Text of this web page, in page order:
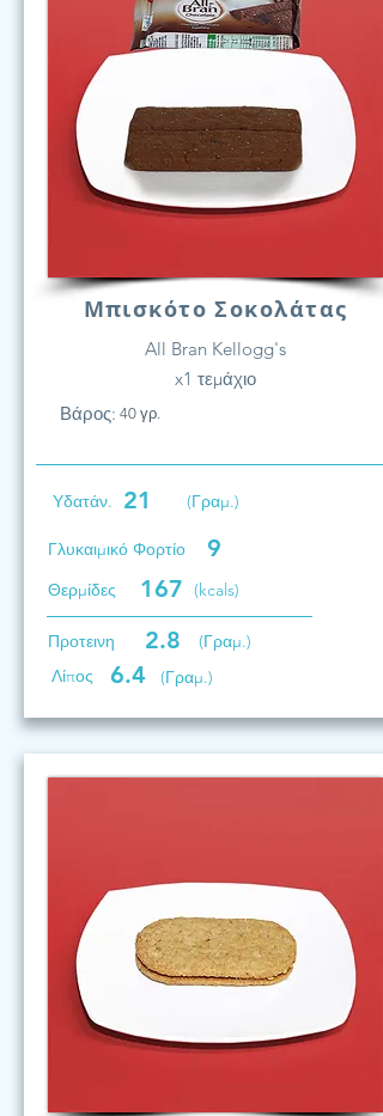
Μπισκότο Σοκολάτας
All Bran Kellogg's
x1 τεμάχιο
Βάρος: 40 γρ.
Υδατάν. 21 (Γραμ.)
Γλυκαιμικό Φορτίο 9
Θερμίδες 167 (kcals)
Προτεινη 2.8
(Γραμ.)
Λίπος
6.4 (Γραμ.)